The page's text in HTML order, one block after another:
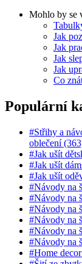
Mohlo by se
Jak
Jak
Jak
Jak
Co
Populární
#Střihy a
oblečení
#Jak ušít
#Jak ušít
#Jak ušít
#Návody na
#Návody na
#Návody na
#Návody na
#Návody na
#Návody na
#Home